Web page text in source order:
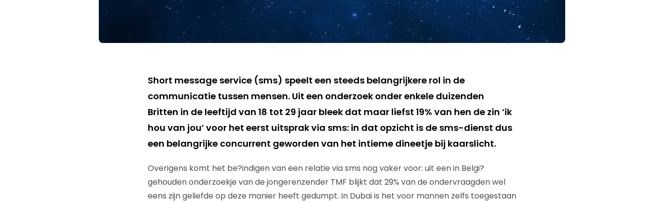
Short message service (sms) speelt een steeds belangrijkere rol in de
communicatie tussen mensen. Uit een onderzoek onder enkele duizenden
Britten in de leeftijd van 18 tot 29 jaar bleek dat maar liefst 19% van hen de zin ‘ik
hou van jou’ voor het eerst uitsprak via sms: in dat opzicht is de sms-dienst dus
een belangrijke concurrent geworden van het intieme dineetje bij kaarslicht.
Overigens komt het be?indigen van een relatie via sms nog vaker voor: uit een in Belgi?
gehouden onderzoekje van de jongerenzender TMF blijkt dat 29% van de ondervraagden wel
eens zijn geliefde op deze manier heeft gedumpt. In Dubai is het voor mannen zelfs toegestaan